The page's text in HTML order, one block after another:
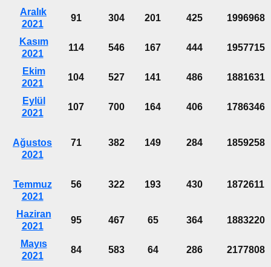
Aralık
2021
91 304 201 425 1996968
Kasım
2021
114 546 167 444 1957715
Ekim
2021
104 527 141 486 1881631
Eylül
2021
107 700 164 406 1786346
Ağustos
2021
71 382 149 284 1859258
Temmuz
2021
56 322 193 430 1872611
Haziran
2021
95 467 65 364 1883220
Mayıs
2021
84 583 64 286 2177808